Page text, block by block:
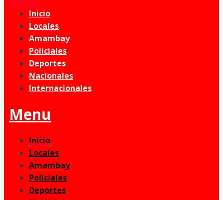
Inicio
Locales
Amambay
Policiales
Deportes
Nacionales
Internacionales
Menu
Inicio
Locales
Amambay
Policiales
Deportes